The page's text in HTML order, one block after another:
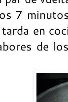
7
en
de